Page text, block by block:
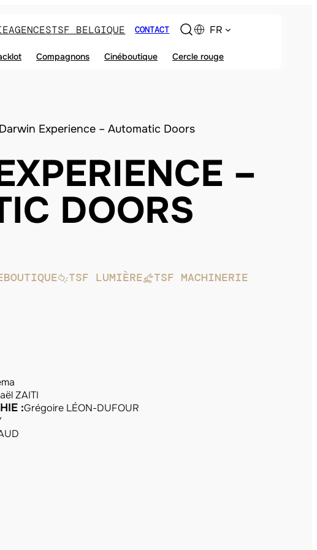
AGENCESTSF BELGIQUE CONTACT FR
Compagnons Cinéboutique Cercle rouge
Darwin Experience – Automatic Doors
–
DOORS
TSF LUMIÈRE TSF MACHINERIE
ZAITI
:Grégoire LÉON-DUFOUR